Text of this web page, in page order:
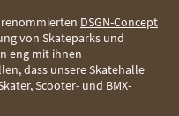
DSGN-Concept
von Skateparks und
eng mit ihnen
dass unsere Skatehalle
Scooter- und BMX-